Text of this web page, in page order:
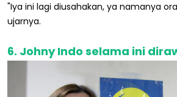
"Iya ini lagi diusahakan, ya namanya
ujarnya.
6. Johny Indo selama ini